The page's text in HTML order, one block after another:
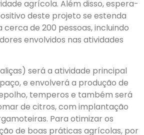
agrícola. Além disso, espera-
deste projeto se estenda
de 200 pessoas, incluindo
envolvidos nas atividades
será a atividade principal
e envolverá a produção de
temperos e também será
de citros, com implantação
Para otimizar os
de boas práticas agrícolas, por